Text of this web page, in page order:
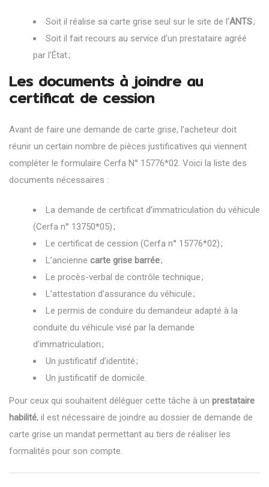
Soit il réalise sa carte grise seul sur le site de l’ANTS;
Soit il fait recours au service d’un prestataire agréé
par l’État ;
Les documents à joindre au
certificat de cession
Avant de faire une demande de carte grise, l’acheteur doit
réunir un certain nombre de pièces justificatives qui viennent
compléter le formulaire Cerfa N° 15776*02. Voici la liste des
documents nécessaires :
La demande de certificat d’immatriculation du véhicule
(Cerfa n° 13750*05) ;
Le certificat de cession (Cerfa n° 15776*02) ;
L’ancienne carte grise barrée;
Le procès-verbal de contrôle technique ;
L’attestation d’assurance du véhicule ;
Le permis de conduire du demandeur adapté à la
conduite du véhicule visé par la demande
d’immatriculation ;
Un justificatif d’identité ;
Un justificatif de domicile.
Pour ceux qui souhaitent déléguer cette tâche à un prestataire
habilité, il est nécessaire de joindre au dossier de demande de
carte grise un mandat permettant au tiers de réaliser les
formalités pour son compte.